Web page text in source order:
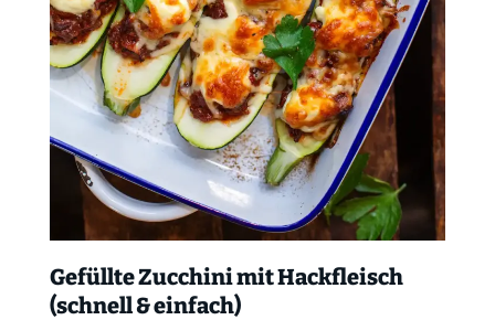
Gefüllte Zucchini mit Hackfleisch
(schnell & einfach)